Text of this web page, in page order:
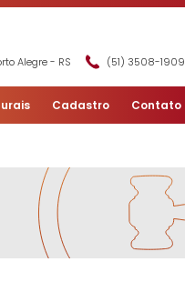
Alegre - RS (51) 3508-1909
Cadastro Contato